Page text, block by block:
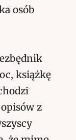
osób
książkę
z